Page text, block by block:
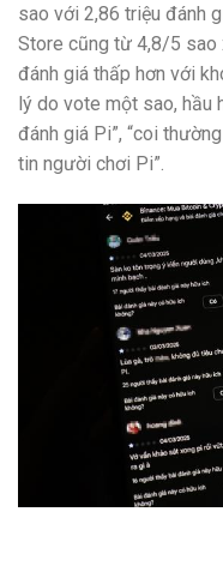
sao với 2,86 triệu đánh
Store cũng từ 4,8/5
đánh giá thấp hơn với
lý do vote một sao, hầu
đánh giá Pi”, “coi
tin người chơi Pi”.